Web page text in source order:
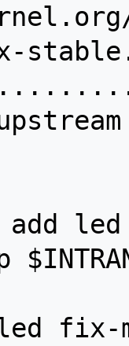
add
fix-